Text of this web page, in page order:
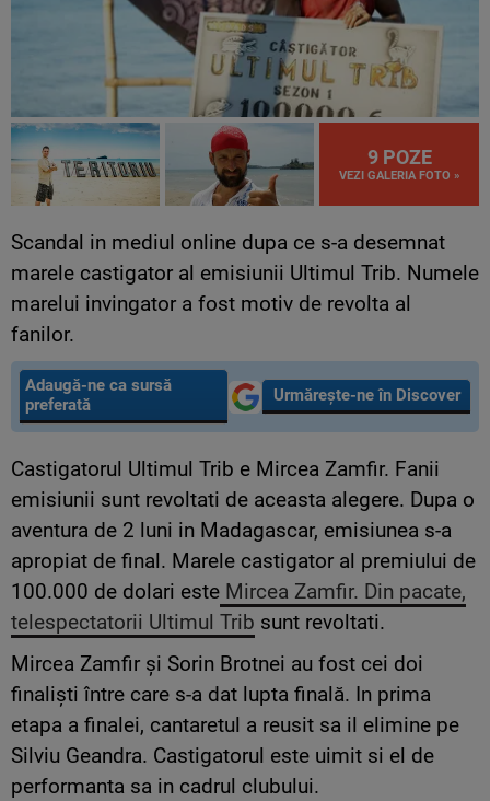
9 POZE
VEZI GALERIA FOTO »
Scandal in mediul online dupa ce s-a desemnat
marele castigator al emisiunii Ultimul Trib. Numele
marelui invingator a fost motiv de revolta al
fanilor.
Adaugă-ne ca sursă
preferată
Urmărește-ne în Discover
Castigatorul Ultimul Trib e Mircea Zamfir. Fanii
emisiunii sunt revoltati de aceasta alegere. Dupa o
aventura de 2 luni in Madagascar, emisiunea s-a
apropiat de final. Marele castigator al premiului de
100.000 de dolari este Mircea Zamfir. Din pacate,
telespectatorii Ultimul Trib sunt revoltati.
Mircea Zamfir și Sorin Brotnei au fost cei doi
finaliști între care s-a dat lupta finală. In prima
etapa a finalei, cantaretul a reusit sa il elimine pe
Silviu Geandra. Castigatorul este uimit si el de
performanta sa in cadrul clubului.